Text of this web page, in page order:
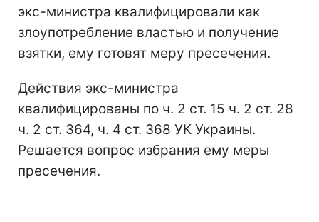
экс-министра квалифицировали как
злоупотребление властью и получение
взятки, ему готовят меру пресечения.
Действия экс-министра
квалифицированы по ч. 2 ст. 15 ч. 2 ст. 28
ч. 2 ст. 364, ч. 4 ст. 368 УК Украины.
Решается вопрос избрания ему меры
пресечения.